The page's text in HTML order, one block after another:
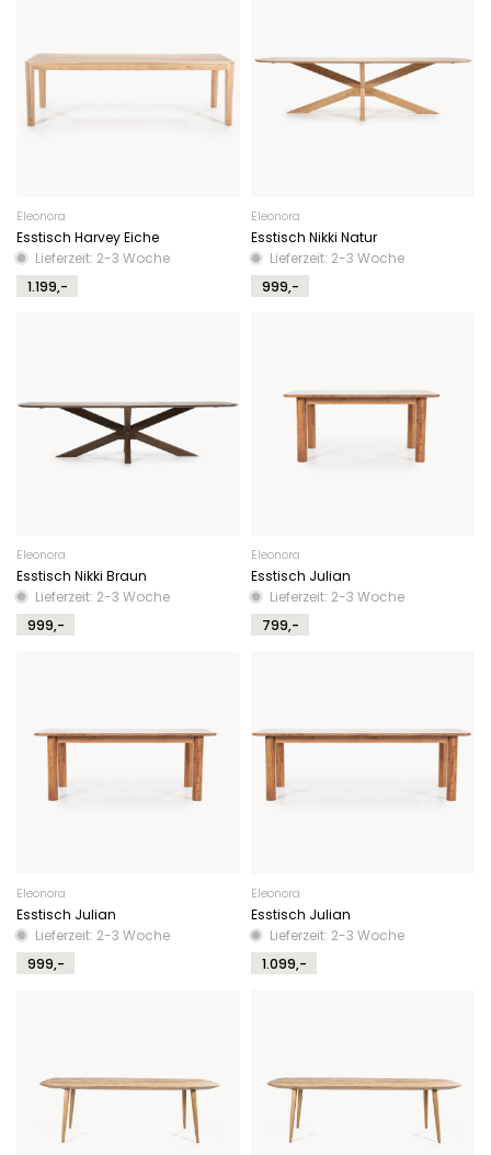
Eleonora
Esstisch Harvey Eiche
Lieferzeit: 2-3 Woche
1.199,-
Eleonora
Esstisch Nikki Natur
Lieferzeit: 2-3 Woche
999,-
Eleonora
Esstisch Nikki Braun
Lieferzeit: 2-3 Woche
999,-
Eleonora
Esstisch Julian
Lieferzeit: 2-3 Woche
799,-
Eleonora
Esstisch Julian
Lieferzeit: 2-3 Woche
999,-
Eleonora
Esstisch Julian
Lieferzeit: 2-3 Woche
1.099,-